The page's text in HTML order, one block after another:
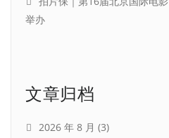
举办
文章归档
2026 年 8 月 (3)